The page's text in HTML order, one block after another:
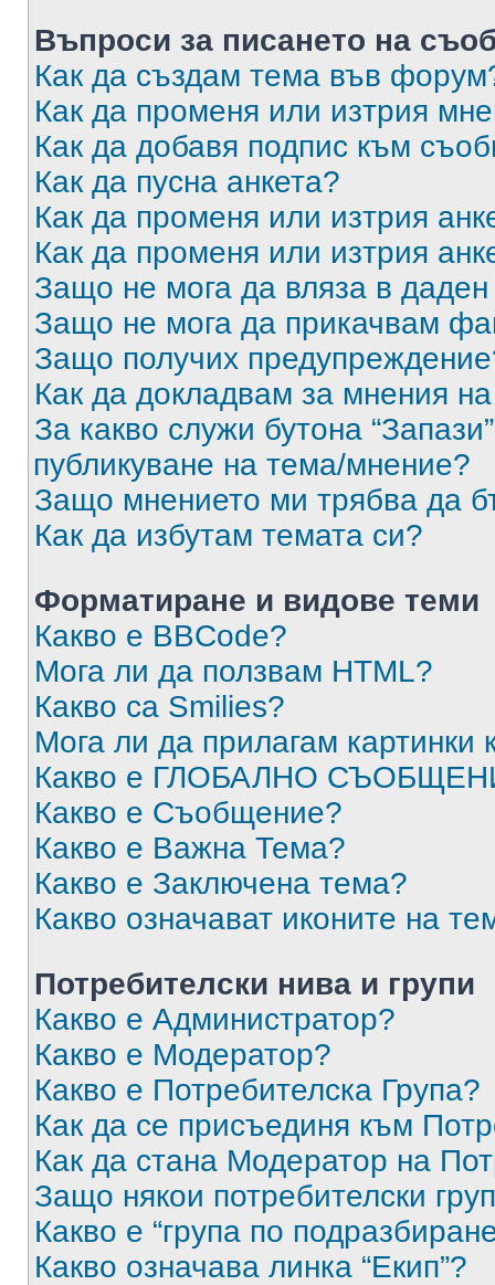
Въпроси за писането на
Как да създам тема във
Как да променя или изтрия
Как да добавя подпис към
Как да пусна анкета?
Как да променя или изтрия
Как да променя или изтрия
Защо не мога да вляза в
Защо не мога да прикачвам
Защо получих
Как да докладвам за мнения
За какво служи бутона
публикуване на тема/мнение?
Защо мнението ми трябва да
Как да избутам темата си?
Форматиране и видове теми
Какво е BBCode?
Мога ли да ползвам HTML?
Какво са Smilies?
Мога ли да прилагам
Какво е ГЛОБАЛНО
Какво е Съобщение?
Какво е Важна Тема?
Какво е Заключена тема?
Какво означават иконите на
Потребителски нива и групи
Какво е Администратор?
Какво е Модератор?
Какво е Потребителска Група?
Как да се присъединя към
Как да стана Модератор на
Защо някои потребителски
Какво е “група по
Какво означава линка “Екип”?